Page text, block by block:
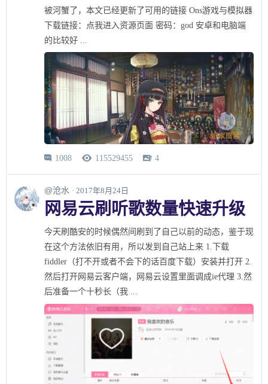
被河蟹了，本文已经更新了可用的链接 Ons游戏与模拟器
下载链接：点我进入资源页面 密码：god 安卓和电脑端
的比较好 ...
 1008  115529455  4
@沧水 · 2017年8月24日
网易云刷听歌数量快速升级
今天刷酷安的时候偶然间刷到了自己以前的动态，鉴于现
在这个方法依旧有用，所以发到自己站上来 1.下载
fiddler（打不开或者不会下的话百度下载）安装并打开 2.
然后打开网易云客户端，网易云设置里面调成ie代理 3.然
后准备一个十秒长（我 ...